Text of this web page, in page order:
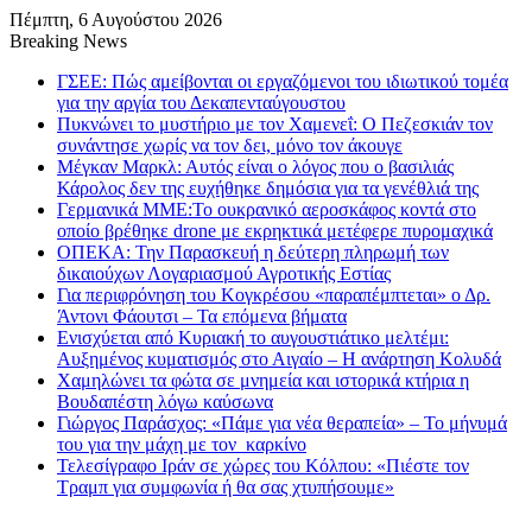
Πέμπτη, 6 Αυγούστου 2026
Breaking News
ΓΣΕΕ: Πώς αμείβονται οι εργαζόμενοι του ιδιωτικού τομέα
για την αργία του Δεκαπενταύγουστου
Πυκνώνει το μυστήριο με τον Χαμενεΐ: Ο Πεζεσκιάν τον
συνάντησε χωρίς να τον δει, μόνο τον άκουγε
Μέγκαν Μαρκλ: Αυτός είναι ο λόγος που ο βασιλιάς
Κάρολος δεν της ευχήθηκε δημόσια για τα γενέθλιά της
Γερμανικά ΜΜΕ:Το ουκρανικό αεροσκάφος κοντά στο
οποίο βρέθηκε drone με εκρηκτικά μετέφερε πυρομαχικά
ΟΠΕΚΑ: Την Παρασκευή η δεύτερη πληρωμή των
δικαιούχων Λογαριασμού Αγροτικής Εστίας
Για περιφρόνηση του Κογκρέσου «παραπέμπτεται» ο Δρ.
Άντονι Φάουτσι – Τα επόμενα βήματα
Ενισχύεται από Κυριακή το αυγουστιάτικο μελτέμι:
Αυξημένος κυματισμός στο Αιγαίο – Η ανάρτηση Κολυδά
Χαμηλώνει τα φώτα σε μνημεία και ιστορικά κτήρια η
Βουδαπέστη λόγω καύσωνα
Γιώργος Παράσχος: «Πάμε για νέα θεραπεία» – Το μήνυμά
του για την μάχη με τον καρκίνο
Τελεσίγραφο Ιράν σε χώρες του Κόλπου: «Πιέστε τον
Τραμπ για συμφωνία ή θα σας χτυπήσουμε»